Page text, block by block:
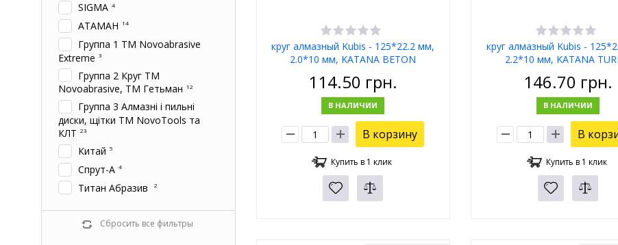
SIGMA 4
АТАМАН 14
Группа 1 ТМ Novoabrasive
Extreme 3
Группа 2 Круг ТМ
Novoabrasive, ТМ Гетьман
12
Группа 3 Алмазні і пильні
диски, щітки ТМ NovoTools та
КЛТ 23
Китай 5
Спрут-А 4
Титан Абразив 2
Сбросить все фильтры
круг алмазный Kubis - 125*22.2 мм,
2.0*10 мм, KATANА BETON
114.50 грн.
В НАЛИЧИИ
В корзину
Купить в 1 клик
круг алмазный Kubis -
2.2*10 мм, KATANA
146.70 грн.
В НАЛИЧИИ
В
Купить в 1 клик